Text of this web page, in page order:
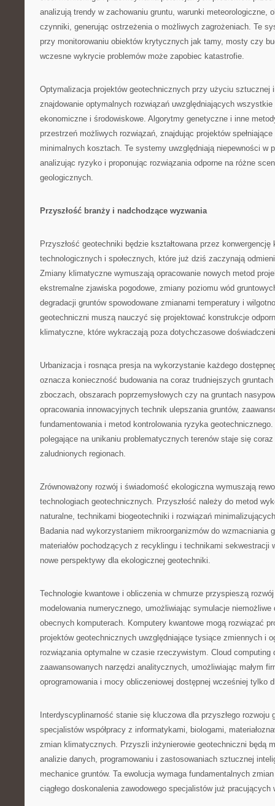
analizują trendy w zachowaniu gruntu, warunki meteorologiczne,
czynniki, generując ostrzeżenia o możliwych zagrożeniach. Te
przy monitorowaniu obiektów krytycznych jak tamy, mosty czy
wczesne wykrycie problemów może zapobiec katastrofie.
Optymalizacja projektów geotechnicznych przy użyciu sztucznej
znajdowanie optymalnych rozwiązań uwzględniających
ekonomiczne i środowiskowe. Algorytmy genetyczne i inne
przestrzeń możliwych rozwiązań, znajdując projektów
minimalnych kosztach. Te systemy uwzględniają niepewności w
analizując ryzyko i proponując rozwiązania odporne na różne
geologicznych.
Przyszłość branży i nadchodzące wyzwania
Przyszłość geotechniki będzie kształtowana przez konwergencję
technologicznych i społecznych, które już dziś zaczynają
Zmiany klimatyczne wymuszają opracowanie nowych metod
ekstremalne zjawiska pogodowe, zmiany poziomu wód
degradacji gruntów spowodowane zmianami temperatury i
geotechniczni muszą nauczyć się projektować konstrukcje
klimatyczne, które wykraczają poza dotychczasowe
Urbanizacja i rosnąca presja na wykorzystanie każdego
oznacza konieczność budowania na coraz trudniejszych
zboczach, obszarach poprzemysłowych czy na gruntach
opracowania innowacyjnych technik ulepszania gruntów,
fundamentowania i metod kontrolowania ryzyka
polegające na unikaniu problematycznych terenów staje się
zaludnionych regionach.
Zrównoważony rozwój i świadomość ekologiczna wymuszają
technologiach geotechnicznych. Przyszłość należy do metod
naturalne, technikami biogeotechniki i rozwiązań
Badania nad wykorzystaniem mikroorganizmów do wzmacniania
materiałów pochodzących z recyklingu i technikami sekwestracji
nowe perspektywy dla ekologicznej geotechniki.
Technologie kwantowe i obliczenia w chmurze przyspieszą
modelowania numerycznego, umożliwiając symulacje niemożliwe
obecnych komputerach. Komputery kwantowe mogą rozwiązać
projektów geotechnicznych uwzględniające tysiące zmiennych i
rozwiązania optymalne w czasie rzeczywistym. Cloud computing
zaawansowanych narzędzi analitycznych, umożliwiając małym
oprogramowania i mocy obliczeniowej dostępnej wcześniej tylko
Interdyscyplinarność stanie się kluczowa dla przyszłego rozwoju
specjalistów współpracy z informatykami, biologami,
zmian klimatycznych. Przyszli inżynierowie geotechniczni będą
analizie danych, programowaniu i zastosowaniach sztucznej
mechanice gruntów. Ta ewolucja wymaga fundamentalnych
ciągłego doskonalenia zawodowego specjalistów już pracujących